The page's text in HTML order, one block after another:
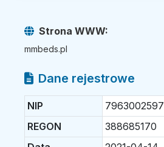
Strona WWW:
mmbeds.pl
Dane rejestrowe
NIP
7963002597
REGON
388685170